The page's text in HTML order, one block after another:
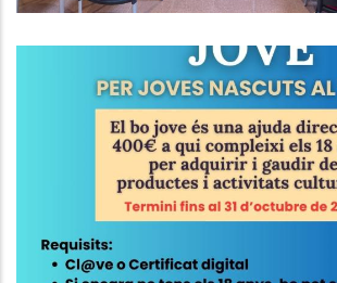
BO CULTURAL JOVE
Joventut